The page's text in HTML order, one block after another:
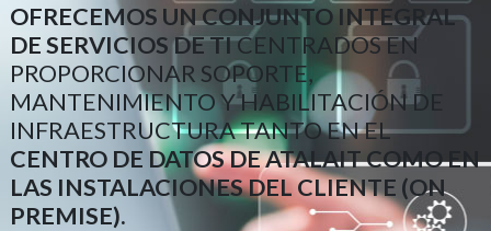
OFRECEMOS UN CONJUNTO INTEGRAL
DE SERVICIOS DE TICENTRADOS EN
PROPORCIONAR SOPORTE,
MANTENIMIENTO Y HABILITACIÓN DE
INFRAESTRUCTURA TANTO EN EL
CENTRO DE DATOS DE ATALAIT COMO EN
LAS INSTALACIONES DEL CLIENTE (ON
PREMISE).